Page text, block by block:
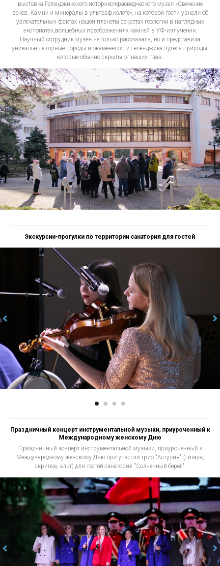
выставка Геленджикского историко-краеведческого музея «Свечение
веков. Камни и минералы в ультрафиолете», на которой гости узнали об
увлекательных фактах нашей планеты,секретах геологии в наглядных
экспонатах,волшебных преображениях камней в УФ‑излучении.
Научный сотрудник музея не только рассказала, но и представила
уникальные горные породы и окаменелости Геленджика,чудеса природы,
которые обычно скрыты от наших глаз.
Экскурсии-прогулки по территории санатория для гостей
Праздничный концерт инструментальной музыки, приуроченный к
Международному женскому Дню
Праздничный концерт инструментальной музыки, приуроченный к
Международному женскому Дню при участии трио "Астурия" (гитара,
скрипка, альт) для гостей санатория "Солнечный берег".